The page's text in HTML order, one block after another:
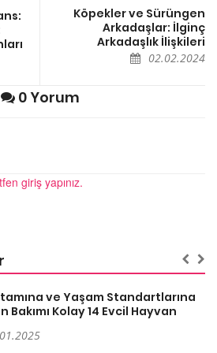
Köpekler ve Sürüngen
Arkadaşlar: İlginç
Arkadaşlık İlişkileri
02.02.2024
0 Yorum
giriş yapınız.
ve Yaşam Standartlarına
Bakımı Kolay 14 Evcil Hayvan